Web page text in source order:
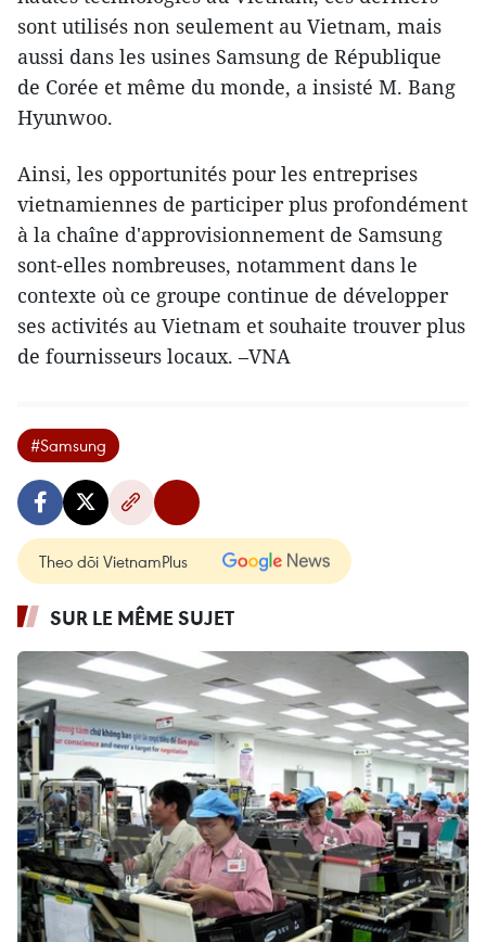
sont utilisés non seulement au Vietnam, mais
aussi ​dans les usines Samsung ​de République
de Corée et même du monde, a insisté M. Bang
Hyunwoo.
Ainsi, les opportunités pour les entreprises
vietnamiennes de participer plus profondément
à la chaîne d'approvisionnement de Samsung
sont-elles nombreuses, notamment dans le
contexte où ce groupe continue d​e développer
ses activités au Vietnam et souhaite trouver plus
de fournisseurs locaux. –VNA
#Samsung
Theo dõi VietnamPlus
SUR LE MÊME SUJET